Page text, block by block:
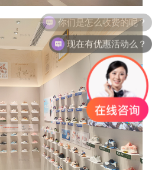
你们是怎么收费的呢？
现在有优惠活动么？